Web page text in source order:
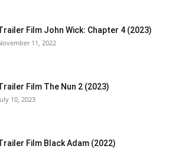
Film John Wick: Chapter 4 (2023)
11, 2022
Film The Nun 2 (2023)
10, 2023
Film Black Adam (2022)